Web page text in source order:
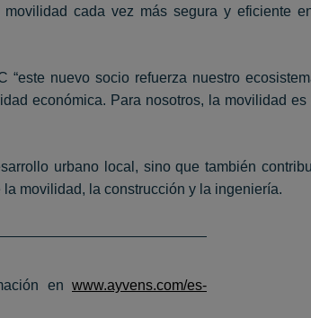
cada vez más segura y eficiente
“este nuevo socio refuerza nuestro
económica. Para nosotros, la movilidad
urbano local, sino que también
movilidad, la construcción y la ingeniería.
en www.ayvens.com/es-